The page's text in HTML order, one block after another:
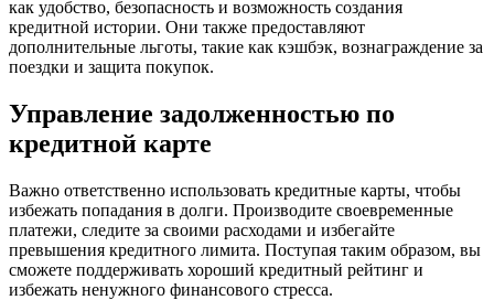
как удобство, безопасность и возможность создания
кредитной истории. Они также предоставляют
дополнительные льготы, такие как кэшбэк, вознаграждение за
поездки и защита покупок.
Управление задолженностью по
кредитной карте
Важно ответственно использовать кредитные карты, чтобы
избежать попадания в долги. Производите своевременные
платежи, следите за своими расходами и избегайте
превышения кредитного лимита. Поступая таким образом, вы
сможете поддерживать хороший кредитный рейтинг и
избежать ненужного финансового стресса.